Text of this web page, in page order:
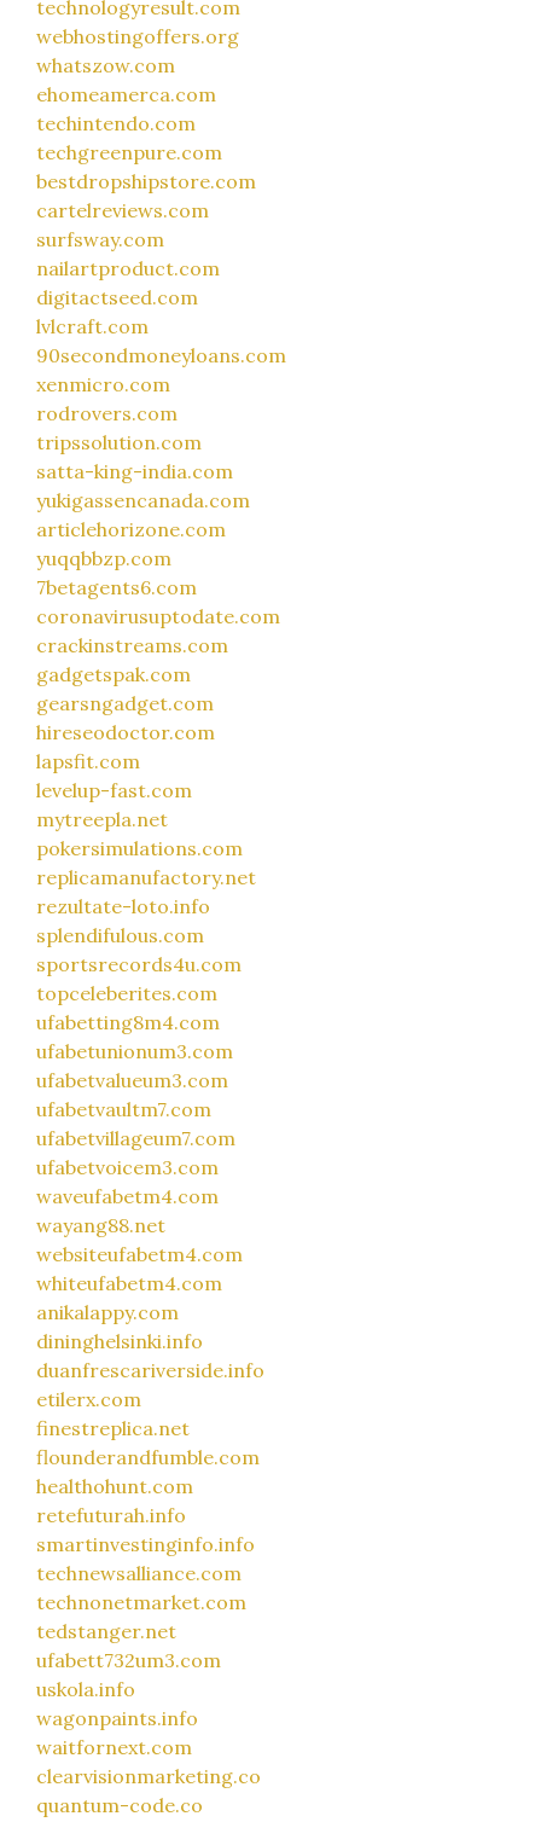
technologyresult.com
webhostingoffers.org
whatszow.com
ehomeamerca.com
techintendo.com
techgreenpure.com
bestdropshipstore.com
cartelreviews.com
surfsway.com
nailartproduct.com
digitactseed.com
lvlcraft.com
90secondmoneyloans.com
xenmicro.com
rodrovers.com
tripssolution.com
satta-king-india.com
yukigassencanada.com
articlehorizone.com
yuqqbbzp.com
7betagents6.com
coronavirusuptodate.com
crackinstreams.com
gadgetspak.com
gearsngadget.com
hireseodoctor.com
lapsfit.com
levelup-fast.com
mytreepla.net
pokersimulations.com
replicamanufactory.net
rezultate-loto.info
splendifulous.com
sportsrecords4u.com
topceleberites.com
ufabetting8m4.com
ufabetunionum3.com
ufabetvalueum3.com
ufabetvaultm7.com
ufabetvillageum7.com
ufabetvoicem3.com
waveufabetm4.com
wayang88.net
websiteufabetm4.com
whiteufabetm4.com
anikalappy.com
dininghelsinki.info
duanfrescariverside.info
etilerx.com
finestreplica.net
flounderandfumble.com
healthohunt.com
retefuturah.info
smartinvestinginfo.info
technewsalliance.com
technonetmarket.com
tedstanger.net
ufabett732um3.com
uskola.info
wagonpaints.info
waitfornext.com
clearvisionmarketing.co
quantum-code.co